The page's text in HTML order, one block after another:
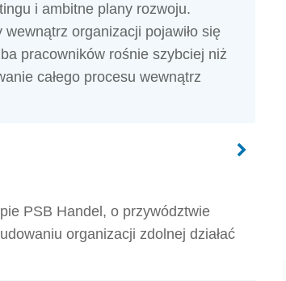
i ambitne plany rozwoju.
organizacji pojawiło się
pracowników rośnie szybciej niż
całego procesu wewnątrz
PSB Handel, o przywództwie
organizacji zdolnej działać